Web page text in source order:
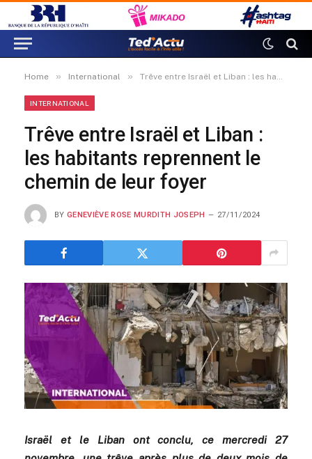
Home » International » Trêve entre Israël et Liban : les habitants reprennent le chemin de leur foyer
INTERNATIONAL
Trêve entre Israël et Liban :
les habitants reprennent le
chemin de leur foyer
BY GENEVIÈVE ROSE MURDITH JOSEPH 27/11/2024
Israël et le Liban ont conclu, ce mercredi 27